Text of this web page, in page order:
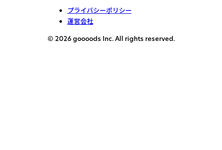
プライバシーポリシー
運営会社
© 2026 goooods Inc. All rights reserved.